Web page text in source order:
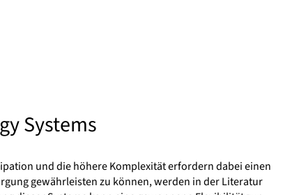
Systems
und die höhere Komplexität erfordern dabei einen
gewährleisten zu können, werden in der Literatur